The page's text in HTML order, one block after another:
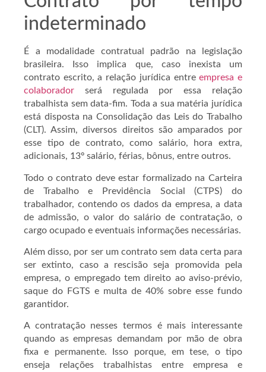
indeterminado
É a modalidade contratual padrão na legislação
brasileira. Isso implica que, caso inexista um
contrato escrito, a relação jurídica entreempresa e
colaborador será regulada por essa relação
trabalhista sem data-fim. Toda a sua matéria jurídica
está disposta na Consolidação das Leis do Trabalho
(CLT). Assim, diversos direitos são amparados por
esse tipo de contrato, como salário, hora extra,
adicionais, 13º salário, férias, bônus, entre outros.
Todo o contrato deve estar formalizado na Carteira
de Trabalho e Previdência Social (CTPS) do
trabalhador, contendo os dados da empresa, a data
de admissão, o valor do salário de contratação, o
cargo ocupado e eventuais informações necessárias.
Além disso, por ser um contrato sem data certa para
ser extinto, caso a rescisão seja promovida pela
empresa, o empregado tem direito ao aviso-prévio,
saque do FGTS e multa de 40% sobre esse fundo
garantidor.
A contratação nesses termos é mais interessante
quando as empresas demandam por mão de obra
fixa e permanente. Isso porque, em tese, o tipo
enseja relações trabalhistas entre empresa e